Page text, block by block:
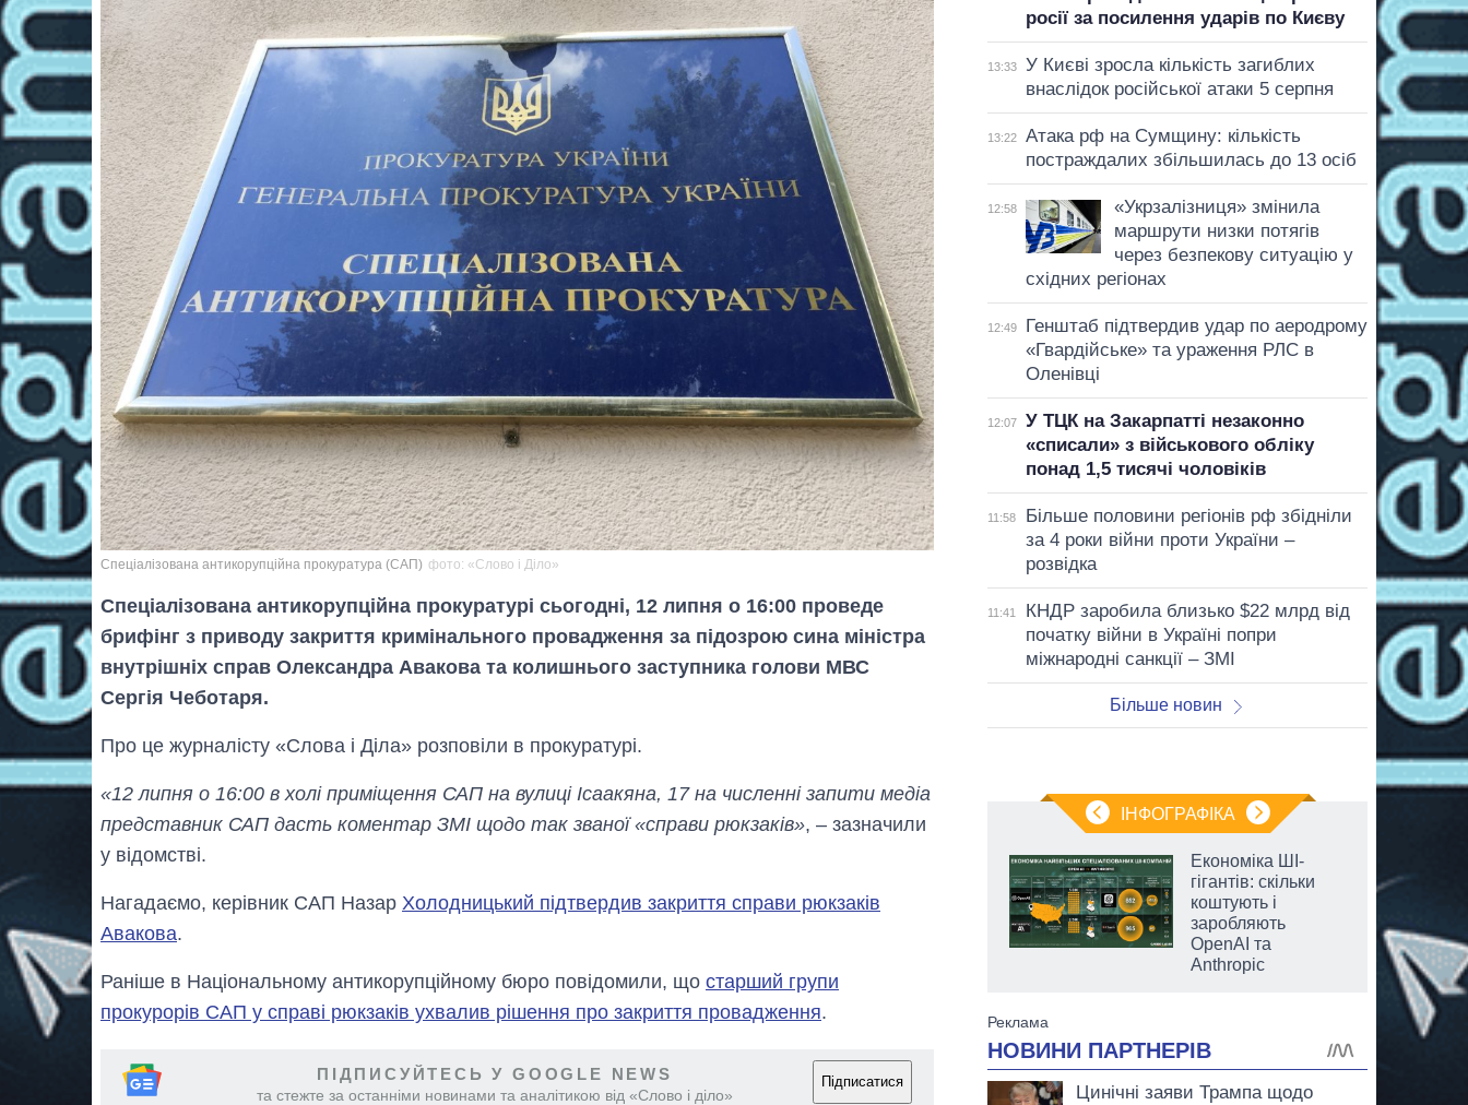
Спеціалізована антикорупційна прокуратура (САП) фото: «Слово і Діло»
Спеціалізована антикорупційна прокуратурі сьогодні, 12 липня о 16:00 проведе
брифінг з приводу закриття кримінального провадження за підозрою сина міністра
внутрішніх справ Олександра Авакова та колишнього заступника голови МВС
Сергія Чеботаря.
Про це журналісту «Слова і Діла» розповіли в прокуратурі.
«12 липня о 16:00 в холі приміщення САП на вулиці Ісаакяна, 17 на численні запити медіа
представник САП дасть коментар ЗМІ щодо так званої «справи рюкзаків», – зазначили
у відомстві.
Нагадаємо, керівник САП Назар Холодницький підтвердив закриття справи рюкзаків
Авакова.
Раніше в Національному антикорупційному бюро повідомили, що старший групи
прокурорів САП у справі рюкзаків ухвалив рішення про закриття провадження.
ПІДПИСУЙТЕСЬ У GOOGLE NEWS
та стежте за останніми новинами та аналітикою від «Слово і діло»
Підписатися
росії за посилення ударів по Києву
13:33
У Києві зросла кількість загиблих
внаслідок російської атаки 5 серпня
13:22
Атака рф на Сумщину: кількість
постраждалих збільшилась до 13 осіб
12:58
«Укрзалізниця» змінила
маршрути низки потягів
через безпекову ситуацію у
східних регіонах
12:49
Генштаб підтвердив удар по аеродрому
«Гвардійське» та ураження РЛС в
Оленівці
12:07
У ТЦК на Закарпатті незаконно
«списали» з військового обліку
понад 1,5 тисячі чоловіків
11:58
Більше половини регіонів рф збідніли
за 4 роки війни проти України –
розвідка
11:41
КНДР заробила близько $22 млрд від
початку війни в Україні попри
міжнародні санкції – ЗМІ
Більше новин
ІНФОГРАФІКА
за літо: Київ та
Економіка ШІ-
гігантів: скільки
коштують і
заробляють
OpenAI та
Anthropic